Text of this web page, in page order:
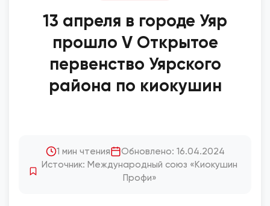
13 апреля в городе Уяр
прошло V Открытое
первенство Уярского
района по киокушин
1 мин чтения
Обновлено: 16.04.2024
Источник: Международный союз «Киокушин
Профи»